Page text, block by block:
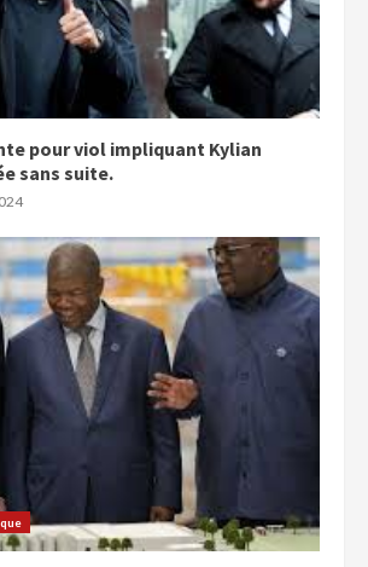
pour viol impliquant Kylian
sans suite.